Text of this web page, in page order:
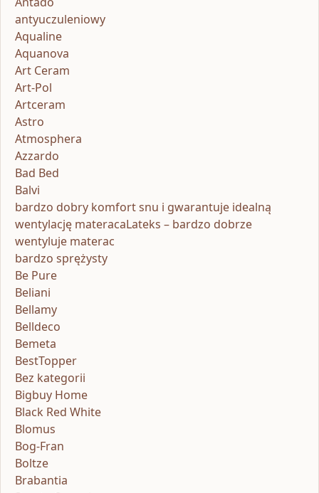
antyuczuleniowy
Aqualine
Aquanova
Art Ceram
Art-Pol
Artceram
Astro
Atmosphera
Azzardo
Bad Bed
Balvi
bardzo dobry komfort snu i gwarantuje idealną
wentylację materacaLateks – bardzo dobrze
wentyluje materac
bardzo sprężysty
Be Pure
Beliani
Bellamy
Belldeco
Bemeta
BestTopper
Bez kategorii
Bigbuy Home
Black Red White
Blomus
Bog-Fran
Boltze
Brabantia